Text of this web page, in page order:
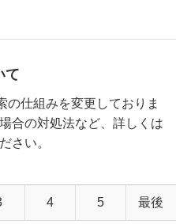
て
の仕組みを変更しておりま
合の対処法など、詳しくは
さい。
4 5 最後